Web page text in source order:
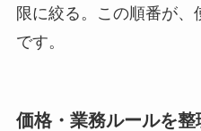
限に絞る。この順番が
です。
価格・業務ルールを